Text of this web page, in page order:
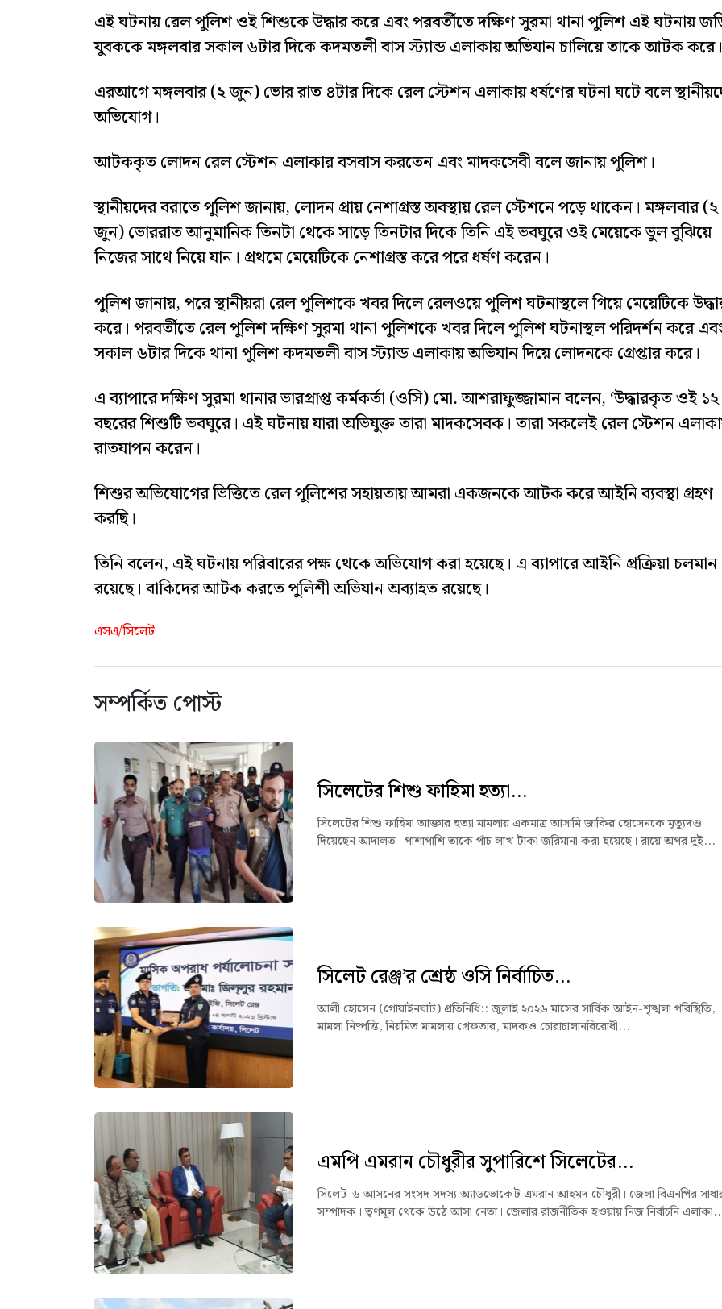
এই ঘটনায় রেল পুলিশ ওই শিশুকে উদ্ধার করে এবং পরবর্তীতে দক্ষিণ সুরমা থানা পুলিশ এই ঘটনায়
যুবককে মঙ্গলবার সকাল ৬টার দিকে কদমতলী বাস স্ট্যান্ড এলাকায় অভিযান চালিয়ে তাকে আটক করে।
এরআগে মঙ্গলবার (২ জুন) ভোর রাত ৪টার দিকে রেল স্টেশন এলাকায় ধর্ষণের ঘটনা ঘটে বলে
অভিযোগ।
আটককৃত লোদন রেল স্টেশন এলাকার বসবাস করতেন এবং মাদকসেবী বলে জানায় পুলিশ।
স্থানীয়দের বরাতে পুলিশ জানায়, লোদন প্রায় নেশাগ্রস্ত অবস্থায় রেল স্টেশনে পড়ে থাকেন। মঙ্গলবার (২
জুন) ভোররাত আনুমানিক তিনটা থেকে সাড়ে তিনটার দিকে তিনি এই ভবঘুরে ওই মেয়েকে ভুল বুঝিয়ে
নিজের সাথে নিয়ে যান। প্রথমে মেয়েটিকে নেশাগ্রস্ত করে পরে ধর্ষণ করেন।
পুলিশ জানায়, পরে স্থানীয়রা রেল পুলিশকে খবর দিলে রেলওয়ে পুলিশ ঘটনাস্থলে গিয়ে মেয়েটিকে
করে। পরবর্তীতে রেল পুলিশ দক্ষিণ সুরমা থানা পুলিশকে খবর দিলে পুলিশ ঘটনাস্থল পরিদর্শন করে
সকাল ৬টার দিকে থানা পুলিশ কদমতলী বাস স্ট্যান্ড এলাকায় অভিযান দিয়ে লোদনকে গ্রেপ্তার করে।
এ ব্যাপারে দক্ষিণ সুরমা থানার ভারপ্রাপ্ত কর্মকর্তা (ওসি) মো. আশরাফুজ্জামান বলেন, ‘উদ্ধারকৃত ওই ১২
বছরের শিশুটি ভবঘুরে। এই ঘটনায় যারা অভিযুক্ত তারা মাদকসেবক। তারা সকলেই রেল স্টেশন
রাতযাপন করেন।
শিশুর অভিযোগের ভিত্তিতে রেল পুলিশের সহায়তায় আমরা একজনকে আটক করে আইনি ব্যবস্থা গ্রহণ
করছি।
তিনি বলেন, এই ঘটনায় পরিবারের পক্ষ থেকে অভিযোগ করা হয়েছে। এ ব্যাপারে আইনি প্রক্রিয়া চলমান
রয়েছে। বাকিদের আটক করতে পুলিশী অভিযান অব্যাহত রয়েছে।
এসএ/সিলেট
সম্পর্কিত পোস্ট
সিলেটের শিশু ফাহিমা হত্যা...
সিলেটের শিশু ফাহিমা আক্তার হত্যা মামলায় একমাত্র আসামি জাকির হোসেনকে মৃত্যুদণ্ড
দিয়েছেন আদালত। পাশাপাশি তাকে পাঁচ লাখ টাকা জরিমানা করা হয়েছে। রায়ে অপর দুই...
সিলেট রেঞ্জ’র শ্রেষ্ঠ ওসি নির্বাচিত...
আলী হোসেন (গোয়াইনঘাট) প্রতিনিধি:: ‎জুলাই ২০২৬ মাসের সার্বিক আইন-শৃঙ্খলা পরিস্থিতি,
মামলা নিষ্পত্তি, নিয়মিত মামলায় গ্রেফতার, মাদকও চোরাচালানবিরোধী...
এমপি এমরান চৌধুরীর সুপারিশে সিলেটের...
সিলেট-৬ আসনের সংসদ সদস্য অ্যাডভোকেট এমরান আহমদ চৌধুরী। জেলা বিএনপির
সম্পাদক। তৃণমূল থেকে উঠে আসা নেতা। জেলার রাজনীতিক হওয়ায় নিজ নির্বাচনি